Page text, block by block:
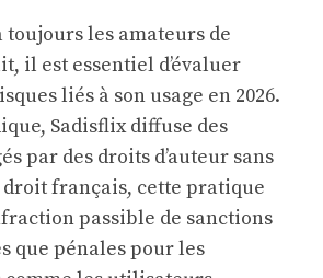
toujours les amateurs de
il est essentiel d’évaluer
liés à son usage en 2026.
Sadisflix diffuse des
par des droits d’auteur sans
français, cette pratique
passible de sanctions
que pénales pour les